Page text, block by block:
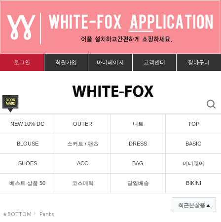
로그인 회원가입 마이페이지 고객센터 장바구니
NEW 10% DC OUTER 니트 TOP
BLOUSE 스커트 / 팬츠 DRESS BASIC
SHOES ACC BAG 이너웨어
베스트 상품 50 코스메틱 당일배송 BIKINI
★BOTTOM Pants
최근본상품